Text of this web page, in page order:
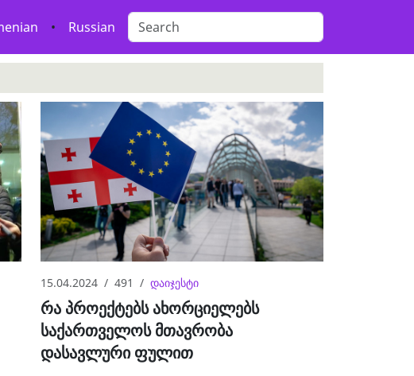
• Russian
15.04.2024 491 დაიჯესტი
რა პროექტებს ახორციელებს
საქართველოს მთავრობა
დასავლური ფულით